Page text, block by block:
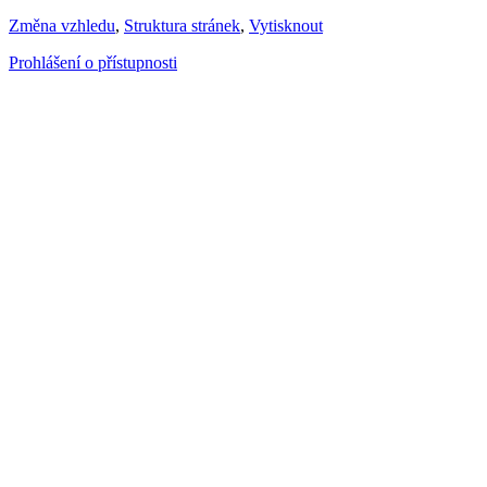
Změna vzhledu, Struktura stránek, Vytisknout
Prohlášení o přístupnosti